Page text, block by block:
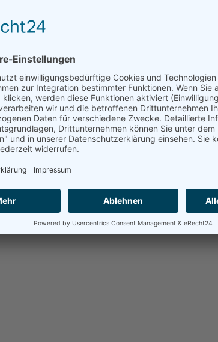
and theirs at risk
20.05.2025
EU-Wide Drinking Water Testing Finds
Forever Chemical TFA in 94 % of
10.07.2024
SOS Bedroom: dozens of endocrine disrupting,
neurotoxic and carcinogenic pesticides found in
23.10.2024
‘Healthy’ meaty ads trashed by vegan diet expert
new campaign